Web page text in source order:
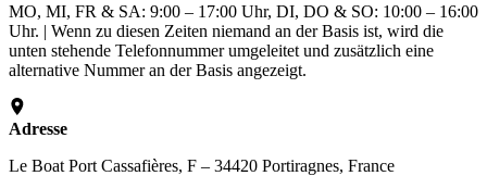
MO, MI, FR & SA: 9:00 – 17:00 Uhr, DI, DO & SO: 10:00 – 16:00
Uhr. | Wenn zu diesen Zeiten niemand an der Basis ist, wird die
unten stehende Telefonnummer umgeleitet und zusätzlich eine
alternative Nummer an der Basis angezeigt.
Adresse
Le Boat Port Cassafières, F – 34420 Portiragnes, France